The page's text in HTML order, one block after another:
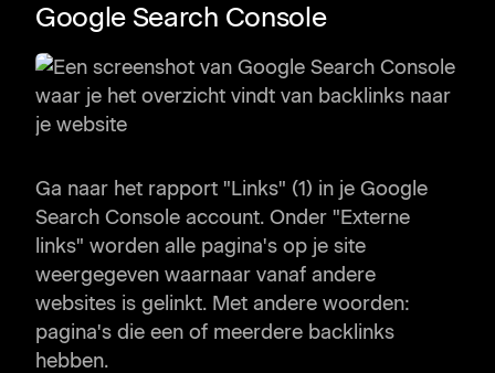
Google Search Console
Ga naar het rapport "Links" (1) in je Google
Search Console account. Onder "Externe
links" worden alle pagina's op je site
weergegeven waarnaar vanaf andere
websites is gelinkt. Met andere woorden:
pagina's die een of meerdere backlinks
hebben.